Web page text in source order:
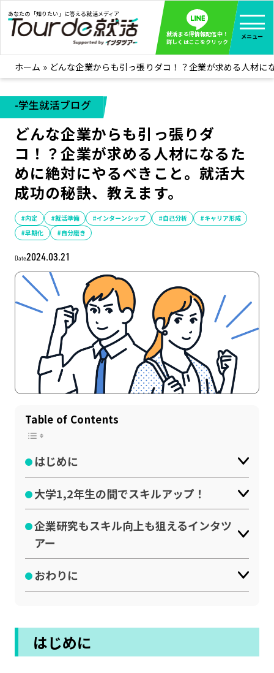
あなたの「知りたい」に答える就活メディア
就活まる得情報配信中！
詳しくはここをクリック
メニュー
就活ノウハウ 全て見る
企業まる見え！特捜部
みんなが知らない企業の裏側を徹底調査！
インタツアー活動レポ
インタツアーを使ってどうだった？OBOG成功談
社会人インタビュー 全て見る
社会人になった今、就活を振り返ってみた
学生就活ブログ 全て見る
学生ライターが教える、今就活でやるべきこと
企業・業界研究はインタツアー
記事一覧
インタツアー活用法
LINE登録
プライバシーポリシー
ホーム » どんな企業からも引っ張りダコ！？企業が求める人材
-学生就活ブログ
どんな企業からも引っ張りダ
コ！？企業が求める人材になるた
めに絶対にやるべきこと。就活大
成功の秘訣、教えます。
#内定 #就活準備 #インターンシップ #自己分析
#キャリア形成
#早期化
#自分磨き
Date2024.03.21
Table of Contents
はじめに
大学1,2年生の間でスキルアップ！
企業研究もスキル向上も狙えるインタツ
アー
おわりに
はじめに